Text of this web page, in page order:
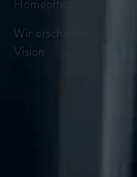
Homeoffice
Wir erschaffen
Vision